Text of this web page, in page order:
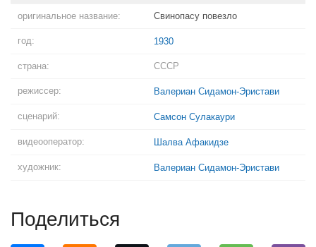
оригинальное название: Свинопасу повезло
год: 1930
страна: СССР
режиссер: Валериан Сидамон-Эристави
сценарий: Самсон Сулакаури
видеооператор: Шалва Афакидзе
художник: Валериан Сидамон-Эристави
Поделиться